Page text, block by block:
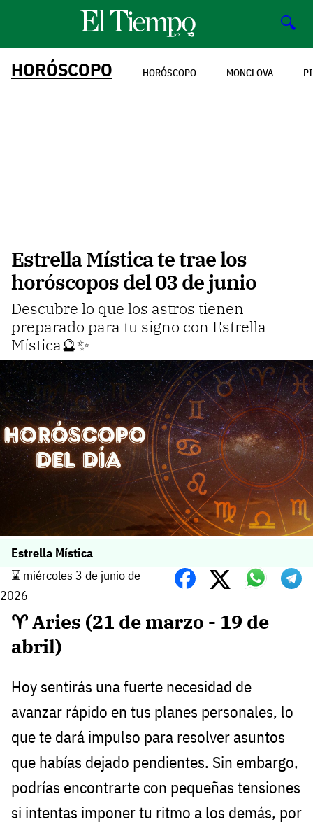
🔍
HORÓSCOPO HORÓSCOPO MONCLOVA
Estrella Mística te trae los
horóscopos del 03 de junio
Descubre lo que los astros tienen
preparado para tu signo con Estrella
Mística🔮✨
Estrella Mística
⌛️ miércoles 3 de junio de
2026
♈ Aries (21 de marzo - 19 de
abril)
Hoy sentirás una fuerte necesidad de
avanzar rápido en tus planes personales, lo
que te dará impulso para resolver asuntos
que habías dejado pendientes. Sin embargo,
podrías encontrarte con pequeñas tensiones
si intentas imponer tu ritmo a los demás, por